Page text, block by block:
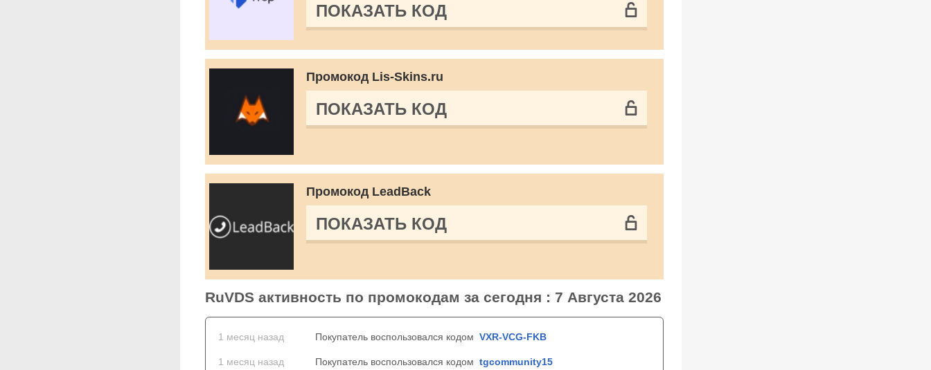
ПОКАЗАТЬ КОД
Промокод Lis-Skins.ru
ПОКАЗАТЬ КОД
Промокод LeadBack
ПОКАЗАТЬ КОД
RuVDS активность по промокодам за сегодня : 7 Августа 2026
1 месяц назад Покупатель воспользовался кодом VXR-VCG-FKB
1 месяц назад Покупатель воспользовался кодом tgcommunity15